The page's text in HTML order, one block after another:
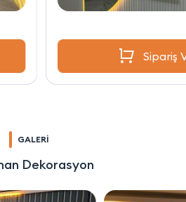
GALERİ
Dekorasyon